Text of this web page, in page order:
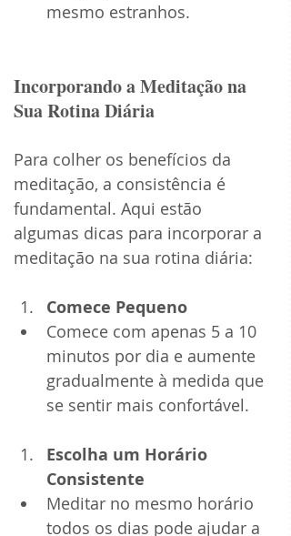
mesmo estranhos.
Incorporando a Meditação na
Sua Rotina Diária
Para colher os benefícios da
meditação, a consistência é
fundamental. Aqui estão
algumas dicas para incorporar a
meditação na sua rotina diária:
Comece Pequeno
Comece com apenas 5 a 10
minutos por dia e aumente
gradualmente à medida que
se sentir mais confortável.
Escolha um Horário
Consistente
Meditar no mesmo horário
todos os dias pode ajudar a